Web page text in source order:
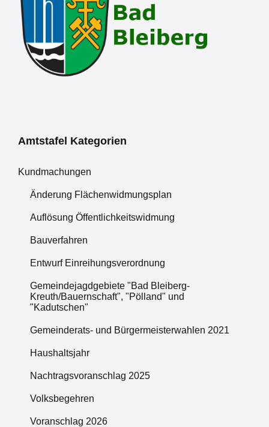
Amtstafel Kategorien
Kundmachungen
Änderung Flächenwidmungsplan
Auflösung Öffentlichkeitswidmung
Bauverfahren
Entwurf Einreihungsverordnung
Gemeindejagdgebiete "Bad Bleiberg-
Kreuth/Bauernschaft", "Pölland" und
"Kadutschen"
Gemeinderats- und Bürgermeisterwahlen 2021
Haushaltsjahr
Nachtragsvoranschlag 2025
Volksbegehren
Voranschlag 2026